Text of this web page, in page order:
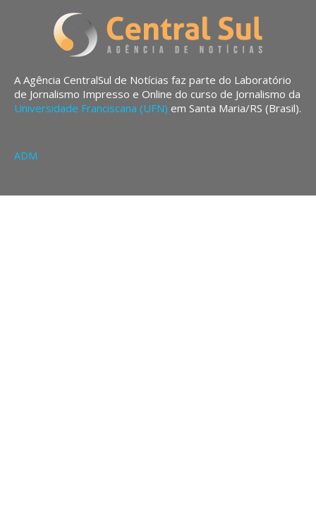
A Agência CentralSul de Notícias faz parte do Laboratório
de Jornalismo Impresso e Online do curso de Jornalismo da
Universidade Franciscana (UFN) em Santa Maria/RS (Brasil).
ADM